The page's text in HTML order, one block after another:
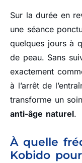
Sur la durée en
une séance
quelques jours à
de peau. Sans
exactement
à l’arrêt de
transforme un
anti-âge naturel.
À quelle
Kobido